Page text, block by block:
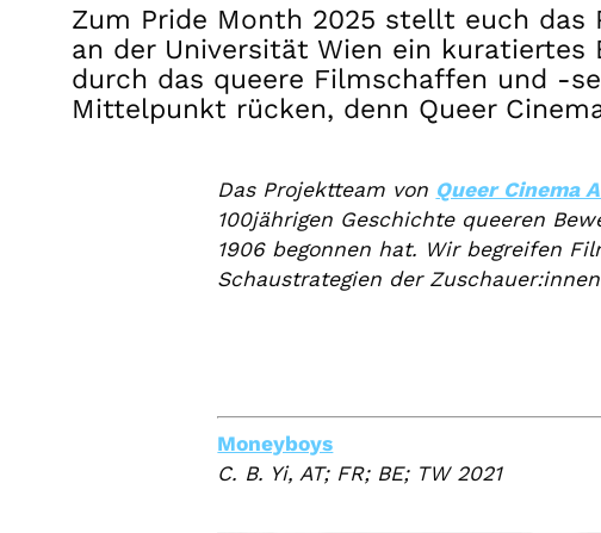
Zum Pride Month 2025 stellt euch das
an der Universität Wien ein
durch das queere Filmschaffen und -
Mittelpunkt rücken, denn Queer
Das Projektteam von Queer Cinema
100jährigen Geschichte queeren
1906 begonnen hat. Wir begreifen
Schaustrategien der
Moneyboys
C. B. Yi, AT; FR; BE; TW 2021